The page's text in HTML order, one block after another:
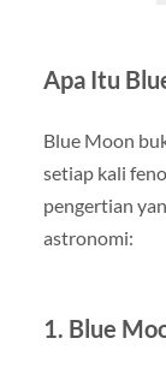
Apa Itu
Blue Moon
setiap kali
pengertian
astronomi:
1. Blue